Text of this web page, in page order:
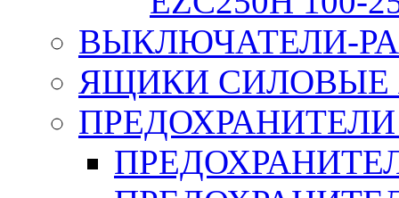
ВЫКЛЮЧАТЕЛИ-
ЯЩИКИ СИЛОВЫЕ